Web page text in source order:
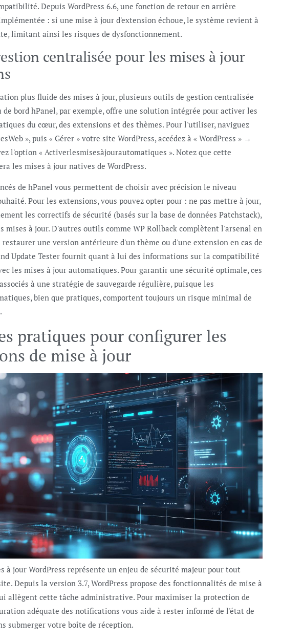
Depuis WordPress 6.6, une fonction de retour en arrière
: si une mise à jour d'extension échoue, le système revient à
limitant ainsi les risques de dysfonctionnement.
centralisée pour les mises à jour
plus fluide des mises à jour, plusieurs outils de gestion centralisée
bord hPanel, par exemple, offre une solution intégrée pour activer les
du cœur, des extensions et des thèmes. Pour l'utiliser, naviguez
», puis « Gérer » votre site WordPress, accédez à « WordPress » →
l'option « Activerlesmisesàjourautomatiques ». Notez que cette
les mises à jour natives de WordPress.
de hPanel vous permettent de choisir avec précision le niveau
Pour les extensions, vous pouvez opter pour : ne pas mettre à jour,
les correctifs de sécurité (basés sur la base de données Patchstack),
mises à jour. D'autres outils comme WP Rollback complètent l'arsenal en
une version antérieure d'un thème ou d'une extension en cas de
Update Tester fournit quant à lui des informations sur la compatibilité
les mises à jour automatiques. Pour garantir une sécurité optimale, ces
à une stratégie de sauvegarde régulière, puisque les
bien que pratiques, comportent toujours un risque minimal de
pratiques pour configurer les
de mise à jour
à jour WordPress représente un enjeu de sécurité majeur pour tout
Depuis la version 3.7, WordPress propose des fonctionnalités de mise à
allègent cette tâche administrative. Pour maximiser la protection de
adéquate des notifications vous aide à rester informé de l'état de
submerger votre boîte de réception.